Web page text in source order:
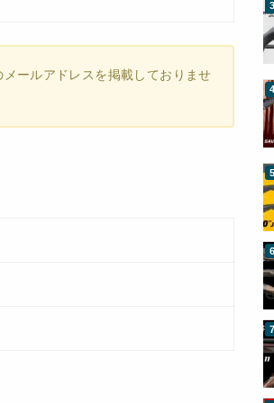
ールアドレスを掲載しておりませ